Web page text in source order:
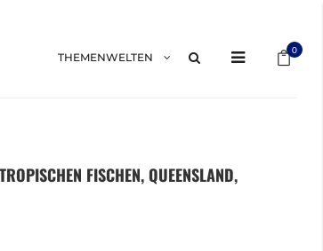
0
THEMENWELTEN
FISCHEN, QUEENSLAND,